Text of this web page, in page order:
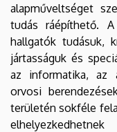
alapműveltséget
tudás ráépíthető.
hallgatók tudásuk,
jártasságuk és
az informatika, az
orvosi
területén sokféle